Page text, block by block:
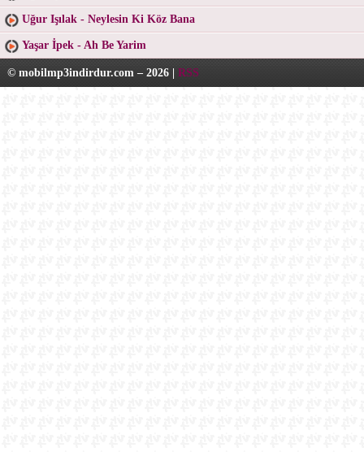
Uğur Işılak - Neylesin Ki Köz Bana
Yaşar İpek - Ah Be Yarim
© mobilmp3indirdur.com – 2026 | RSS